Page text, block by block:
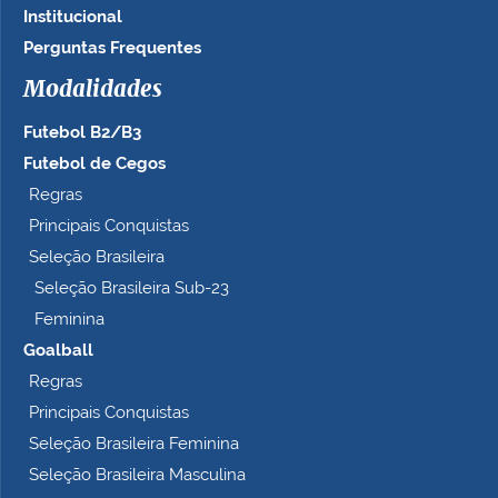
a
n
o
o
m
e
t
Institucional
Perguntas Frequentes
Modalidades
Futebol B2/B3
Futebol de Cegos
Regras
Principais Conquistas
Seleção Brasileira
Seleção Brasileira Sub-23
Feminina
Goalball
Regras
Principais Conquistas
Seleção Brasileira Feminina
Seleção Brasileira Masculina